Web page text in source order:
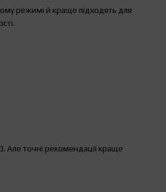
режимі й краще підходять для
Але точні рекомендації краще